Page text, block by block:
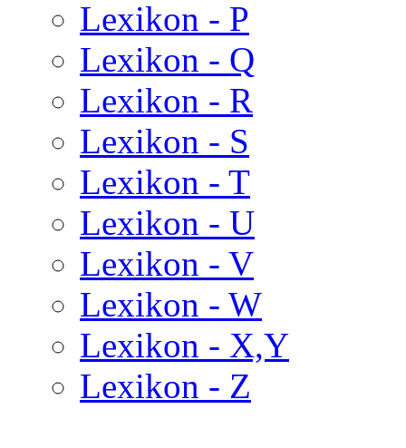
Lexikon - P
Lexikon - Q
Lexikon - R
Lexikon - S
Lexikon - T
Lexikon - U
Lexikon - V
Lexikon - W
Lexikon - X,Y
Lexikon - Z